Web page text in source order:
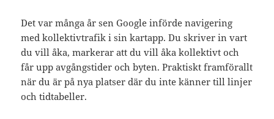
Det var många år sen Google införde navigering
med kollektivtrafik i sin kartapp. Du skriver in vart
du vill åka, markerar att du vill åka kollektivt och
får upp avgångstider och byten. Praktiskt framförallt
när du är på nya platser där du inte känner till linjer
och tidtabeller.